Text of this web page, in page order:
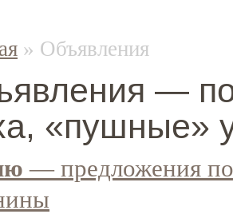
» Объявления
—
«пушные»
— предложения